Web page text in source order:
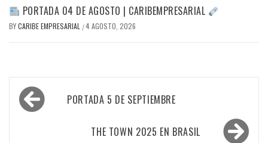
PORTADA 04 DE AGOSTO | CARIBEMPRESARIAL
BYCARIBE EMPRESARIAL /4 AGOSTO, 2026
Navegación
de PORTADA 5 DE SEPTIEMBRE
THE TOWN 2025 EN BRASIL